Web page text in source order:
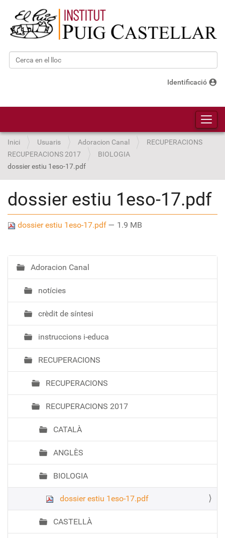
Cerca
Identificació account_circle
Inici Usuaris Adoracion Canal
RECUPERACIONS
RECUPERACIONS 2017
BIOLOGIA
dossier estiu 1eso-17.pdf
dossier estiu 1eso-17.pdf
dossier estiu 1eso-17.pdf — 1.9 MB
N
a
e
a
Adoracion Canal
notícies
crèdit de síntesi
instruccions i-educa
RECUPERACIONS
RECUPERACIONS
RECUPERACIONS 2017
CATALÀ
ANGLÈS
BIOLOGIA
dossier estiu 1eso-17.pdf
CASTELLÀ